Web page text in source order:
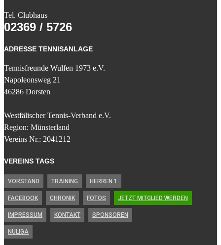
Tel. Clubhaus
02369 / 5726
ADRESSE TENNISANLAGE
Tennisfreunde Wulfen 1973 e.V.
Napoleonsweg 21
46286 Dorsten
Westfälischer Tennis-Verband e.V.
Region: Münsterland
Vereins Nr.: 2041212
VEREINS TAGS
VORSTAND TRAINING HERREN 1
FACEBOOK CHRONIK FOTOS JETZT MITGLIED WERDEN
IMPRESSUM KONTAKT SPONSOREN
NULIGA